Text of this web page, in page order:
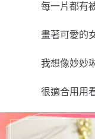
每一片都有
畫著可愛的
我想像妙妙
很適合用用